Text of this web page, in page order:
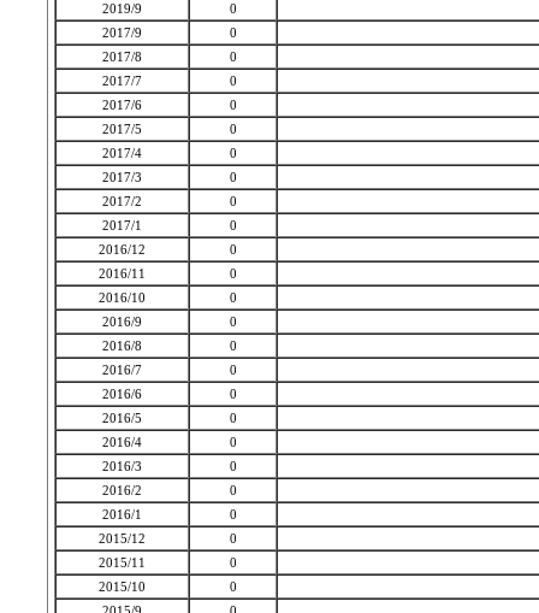
2019/9
0
2017/9
0
2017/8
0
2017/7
0
2017/6
0
2017/5
0
2017/4
0
2017/3
0
2017/2
0
2017/1
0
2016/12
0
2016/11
0
2016/10
0
2016/9
0
2016/8
0
2016/7
0
2016/6
0
2016/5
0
2016/4
0
2016/3
0
2016/2
0
2016/1
0
2015/12
0
2015/11
0
2015/10
0